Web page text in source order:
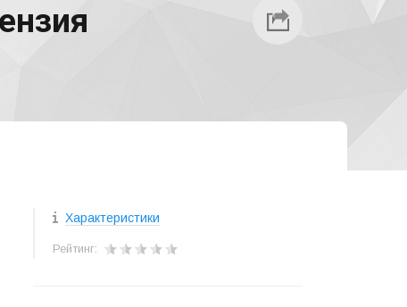
Характеристики
Рейтинг: